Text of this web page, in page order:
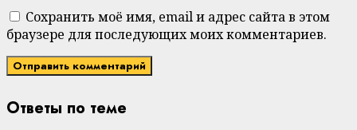
Сохранить моё имя, email и адрес сайта в этом
браузере для последующих моих комментариев.
Ответы по теме